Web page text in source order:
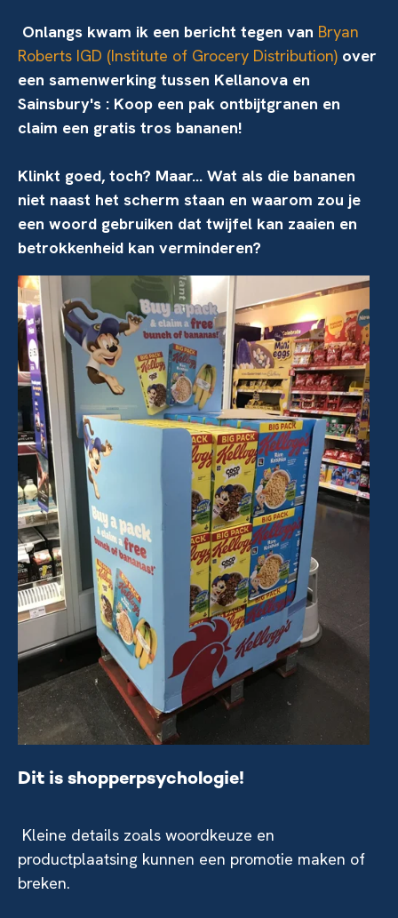
Onlangs kwam ik een bericht tegen van Bryan
Roberts IGD (Institute of Grocery Distribution) over
een samenwerking tussen Kellanova en
Sainsbury's : Koop een pak ontbijtgranen en
claim een gratis tros bananen!
Klinkt goed, toch? Maar... Wat als die bananen
niet naast het scherm staan en waarom zou je
een woord gebruiken dat twijfel kan zaaien en
betrokkenheid kan verminderen?
Dit is shopperpsychologie!
Kleine details zoals woordkeuze en
productplaatsing kunnen een promotie maken of
breken.